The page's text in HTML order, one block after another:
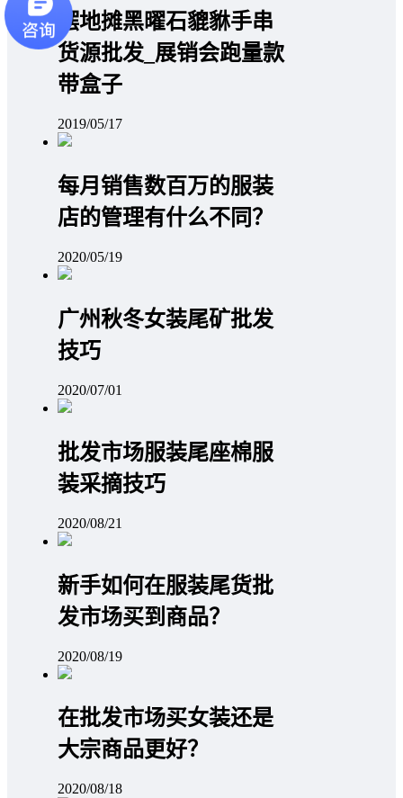
摆地摊黑曜石貔貅手串
货源批发_展销会跑量款
带盒子
2019/05/17
每月销售数百万的服装
店的管理有什么不同？
2020/05/19
广州秋冬女装尾矿批发
技巧
2020/07/01
批发市场服装尾座棉服
装采摘技巧
2020/08/21
新手如何在服装尾货批
发市场买到商品？
2020/08/19
在批发市场买女装还是
大宗商品更好？
2020/08/18